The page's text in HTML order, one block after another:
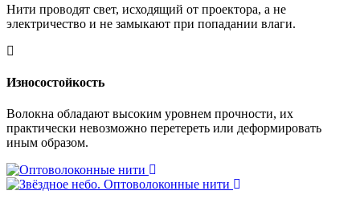
Нити проводят свет, исходящий от проектора, а не
электричество и не замыкают при попадании влаги.
Износостойкость
Волокна обладают высоким уровнем прочности, их
практически невозможно перетереть или деформировать
иным образом.